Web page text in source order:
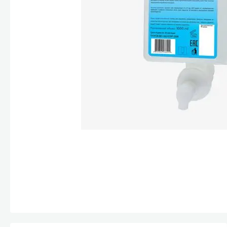
Стекла и
Автохимия